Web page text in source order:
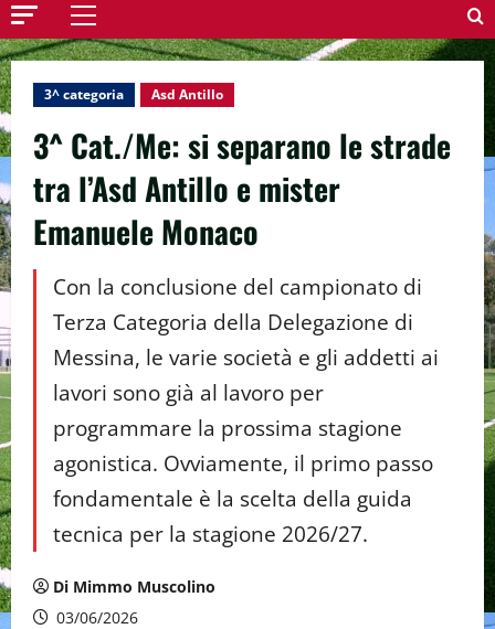
Menu
principale
3^ categoria Asd Antillo
3^ Cat./Me: si separano le strade
tra l’Asd Antillo e mister
Emanuele Monaco
Con la conclusione del campionato di
Terza Categoria della Delegazione di
Messina, le varie società e gli addetti ai
lavori sono già al lavoro per
programmare la prossima stagione
agonistica. Ovviamente, il primo passo
fondamentale è la scelta della guida
tecnica per la stagione 2026/27.
Di Mimmo Muscolino
03/06/2026